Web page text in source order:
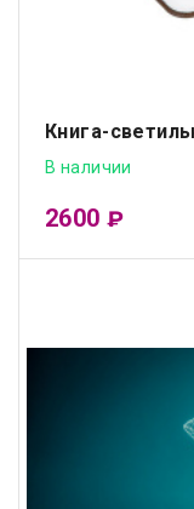
Книга-
В наличии
2600₽